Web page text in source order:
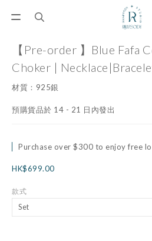
【Pre-order 】Blue Fafa
Choker |
材質：925銀
預購貨品於 14 - 21 日內發出
Purchase over $300 to enjoy free
HK$699.00
款式